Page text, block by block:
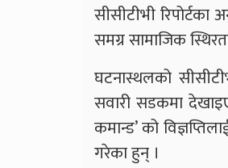
सीसीटीभी
समग्र सामाजिक
घटनास्थलको
सवारी सडकमा
कमान्ड’ को
गरेका हुन् ।